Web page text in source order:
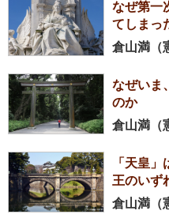
なぜ第一
てしまっ
倉山満（
なぜいま
のか
倉山満（
「天皇
王のいず
倉山満（